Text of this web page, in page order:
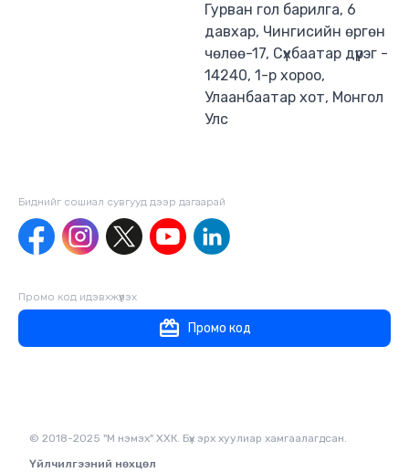
Гурван гол барилга, 6
давхар, Чингисийн өргөн
чөлөө-17, Сүхбаатар дүүрэг -
14240, 1-р хороо,
Улаанбаатар хот, Монгол
Улс
Биднийг сошиал сувгууд дээр дагаaрай
Промо код идэвхжүүлэх
Промо код
© 2018-2025 "М нэмэх" ХХК. Бүх эрх хуулиар хамгаалагдсан.
Үйлчилгээний нөхцөл